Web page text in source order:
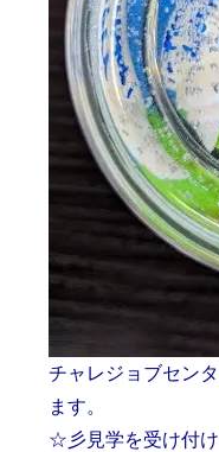
チャレジョブセン
ます。
☆彡見学を受け付け